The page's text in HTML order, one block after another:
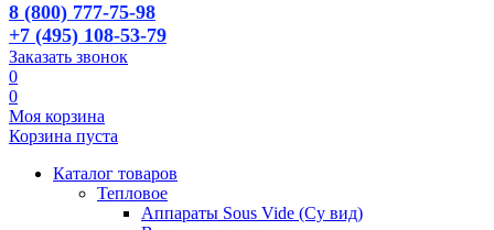
8 (800) 777-75-98
+7 (495) 108-53-79
Заказать звонок
0
0
Моя корзина
Корзина пуста
Каталог товаров
Тепловое
Аппараты Sous Vide (Су вид)